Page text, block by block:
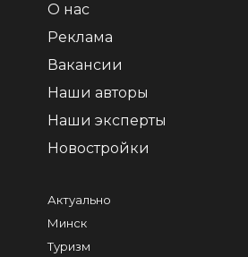
О нас
Реклама
Вакансии
Наши авторы
Наши эксперты
Новостройки
Актуально
Минск
Туризм